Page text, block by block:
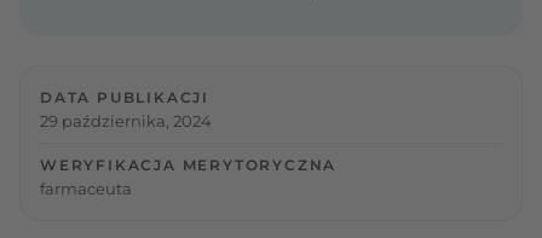
DATA PUBLIKACJI
29 października, 2024
WERYFIKACJA MERYTORYCZNA
farmaceuta